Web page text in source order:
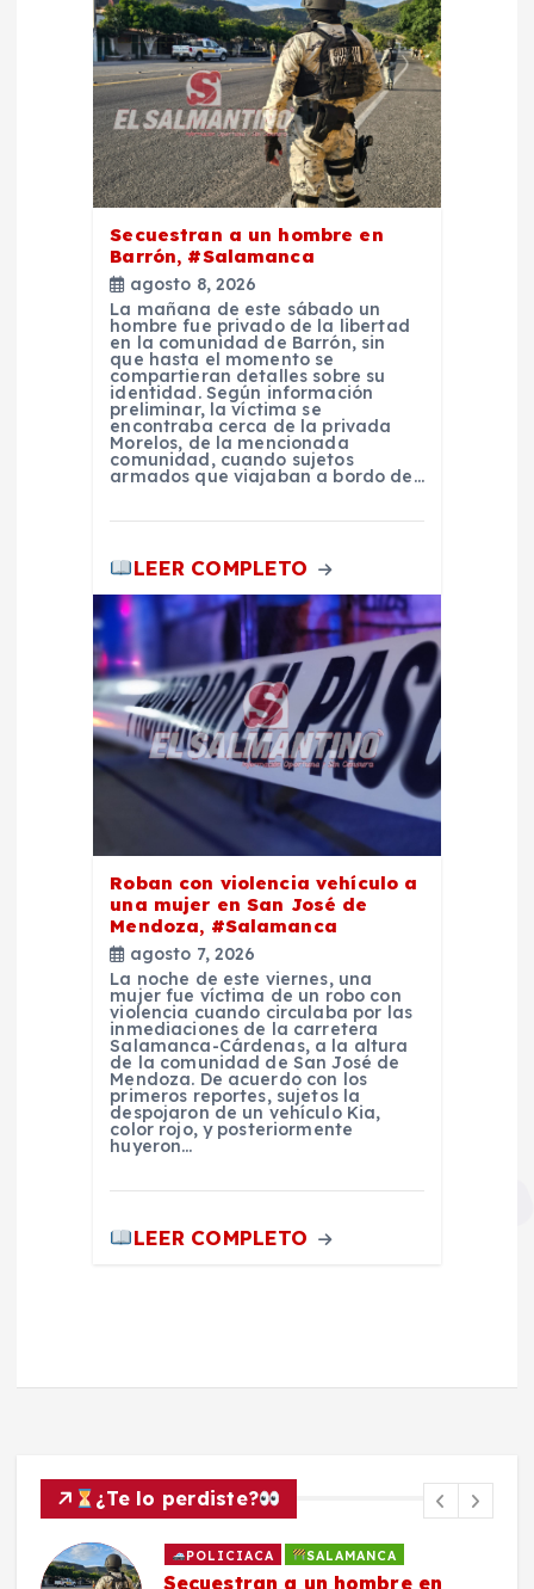
Secuestran a un hombre en
Barrón, #Salamanca
agosto 8, 2026
La mañana de este sábado un
hombre fue privado de la libertad
en la comunidad de Barrón, sin
que hasta el momento se
compartieran detalles sobre su
identidad. Según información
preliminar, la víctima se
encontraba cerca de la privada
Morelos, de la mencionada
comunidad, cuando sujetos
armados que viajaban a bordo de…
LEER COMPLETO
Roban con violencia vehículo a
una mujer en San José de
Mendoza, #Salamanca
agosto 7, 2026
La noche de este viernes, una
mujer fue víctima de un robo con
violencia cuando circulaba por las
inmediaciones de la carretera
Salamanca-Cárdenas, a la altura
de la comunidad de San José de
Mendoza. De acuerdo con los
primeros reportes, sujetos la
despojaron de un vehículo Kia,
color rojo, y posteriormente
huyeron…
LEER COMPLETO
¿Te lo perdiste?
POLICIACA SALAMANCA
Secuestran a un hombre en